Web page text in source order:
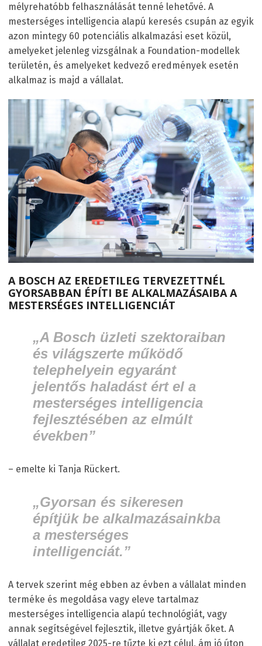
mélyrehatóbb felhasználását tenné lehetővé. A
mesterséges intelligencia alapú keresés csupán az egyik
azon mintegy 60 potenciális alkalmazási eset közül,
amelyeket jelenleg vizsgálnak a Foundation-modellek
területén, és amelyeket kedvező eredmények esetén
alkalmaz is majd a vállalat.
A BOSCH AZ EREDETILEG TERVEZETTNÉL
GYORSABBAN ÉPÍTI BE ALKALMAZÁSAIBA A
MESTERSÉGES INTELLIGENCIÁT
„A Bosch üzleti szektoraiban
és világszerte működő
telephelyein egyaránt
jelentős haladást ért el a
mesterséges intelligencia
fejlesztésében az elmúlt
években”
– emelte ki Tanja Rückert.
„Gyorsan és sikeresen
építjük be alkalmazásainkba
a mesterséges
intelligenciát.”
A tervek szerint még ebben az évben a vállalat minden
terméke és megoldása vagy eleve tartalmaz
mesterséges intelligencia alapú technológiát, vagy
annak segítségével fejlesztik, illetve gyártják őket. A
vállalat eredetileg 2025-re tűzte ki ezt célul, ám jó úton